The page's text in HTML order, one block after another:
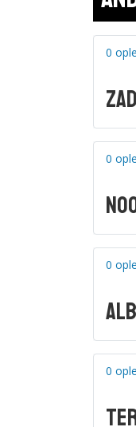
0
0
0
0